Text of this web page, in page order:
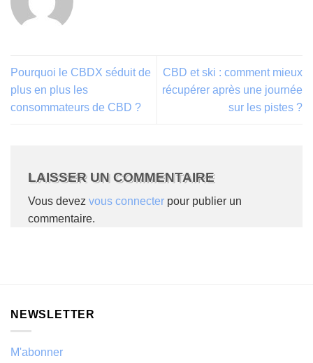
Pourquoi le CBDX séduit de
plus en plus les
consommateurs de CBD ?
CBD et ski : comment mieux
récupérer après une journée
sur les pistes ?
LAISSER UN COMMENTAIRE
Vous devez vous connecter pour publier un
commentaire.
NEWSLETTER
M'abonner